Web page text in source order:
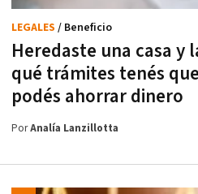
Heredaste una casa y
qué trámites tenés
podés ahorrar dinero
LEGALES / Beneficio
PorAnalía Lanzillotta